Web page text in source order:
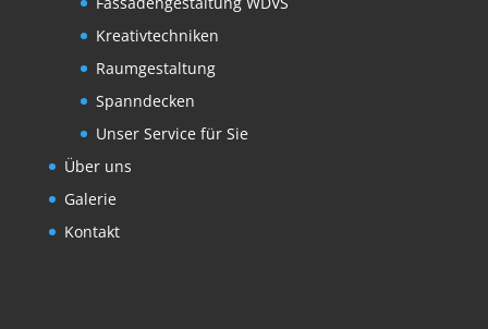
Kreativtechniken
Raumgestaltung
Spanndecken
Unser Service für Sie
Über uns
Galerie
Kontakt